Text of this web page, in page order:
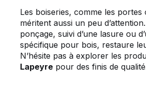
Les boiseries, comme les portes
méritent aussi un peu
ponçage, suivi d’une lasure ou
spécifique pour bois, restaure
N’hésite pas à explorer les
Lapeyre pour des finis de